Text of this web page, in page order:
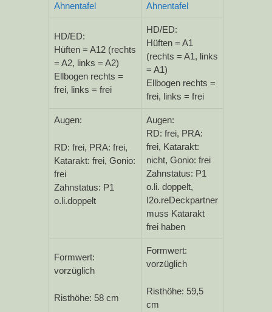
Ahnentafel Ahnentafel
HD/ED:
Hüften = A12 (rechts
= A2, links = A2)
Ellbogen rechts =
frei, links = frei
HD/ED:
Hüften = A1
(rechts = A1, links
= A1)
Ellbogen rechts =
frei, links = frei
Augen:
RD: frei, PRA: frei,
Katarakt: frei, Gonio:
frei
Zahnstatus: P1
o.li.doppelt
Augen:
RD: frei, PRA:
frei, Katarakt:
nicht, Gonio: frei
Zahnstatus: P1
o.li. doppelt,
I2o.reDeckpartner
muss Katarakt
frei haben
Formwert:
vorzüglich
Risthöhe: 58 cm
Formwert:
vorzüglich
Risthöhe: 59,5
cm